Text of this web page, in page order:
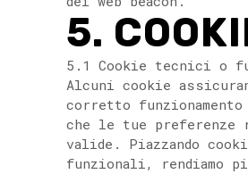
5.
5.1 Cookie tecnici o
Alcuni cookie
corretto
che le tue preferenze
valide. Piazzando
funzionali, rendiamo